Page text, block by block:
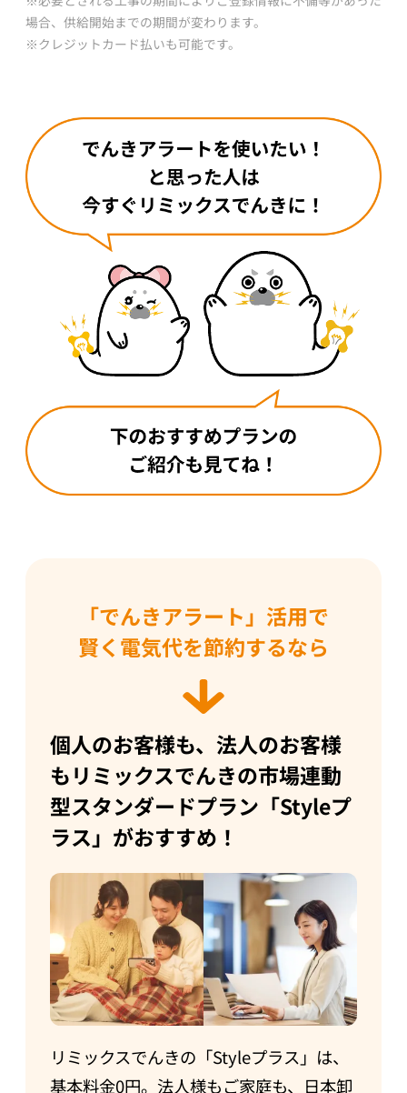
場合、供給開始までの期間が変わります。
※クレジットカード払いも可能です。
「でんきアラート」活用で
賢く電気代を節約するなら
個人のお客様も、法人のお客様
もリミックスでんきの市場連動
型スタンダードプラン「Styleプ
ラス」がおすすめ！
リミックスでんきの「Styleプラス」は、
基本料金0円。法人様もご家庭も、日本卸